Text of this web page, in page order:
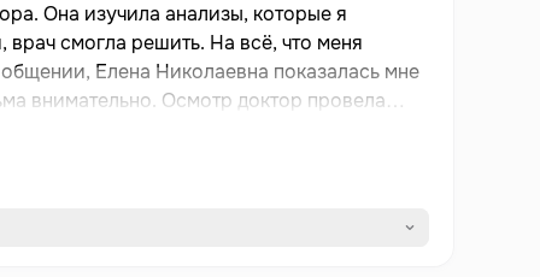
Она изучила анализы, которые я
смогла решить. На всё, что меня
Елена Николаевна показалась мне
внимательно. Осмотр доктор провела
Врач рассказала о моей проблеме,
Я бы вновь обратилась к ней, но клиника
Мне кажется, что этого было вполне